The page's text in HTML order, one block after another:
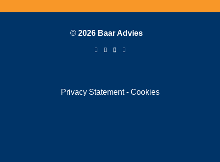
© 2026 Baar Advies
Privacy Statement- Cookies